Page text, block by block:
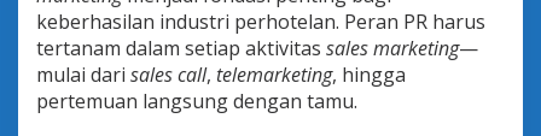
keberhasilan industri perhotelan. Peran PR harus
tertanam dalam setiap aktivitas sales marketing—
mulai dari sales call, telemarketing, hingga
pertemuan langsung dengan tamu.